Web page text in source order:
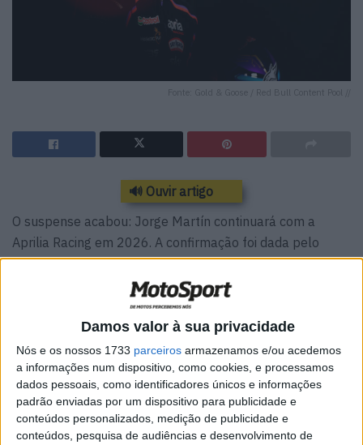
Damos valor à sua privacidade
Nós e os nossos 1733 parceiros armazenamos e/ou acedemos
a informações num dispositivo, como cookies, e processamos
dados pessoais, como identificadores únicos e informações
padrão enviadas por um dispositivo para publicidade e
conteúdos personalizados, medição de publicidade e
conteúdos, pesquisa de audiências e desenvolvimento de
Fonte: Gold & Goose / Red Bull Content Pool //
🔊 Ouvir artigo
O suspense acabou: Jorge Martín continuará com a
Aprilia Racing em 2026. A confirmação foi dada pelo
próprio piloto espanhol na conferência de imprensa
desta quinta-feira, no circuito de Brno, onde este fim de
semana se realiza o Grande Prémio da República Checa
Após semanas marcadas por rumores e especulações,
alimentadas principalmente pela ativação de uma
cláusula de rescisão no seu contrato, Martín finalmente
esclareceu seu futuro.